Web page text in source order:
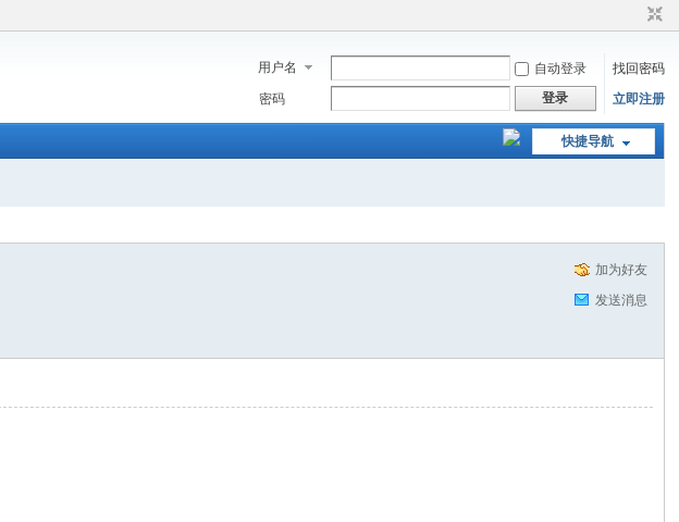
用户名 自动登录
找回密码
密码
登录 立即注册
快捷导航
加为好友
发送消息